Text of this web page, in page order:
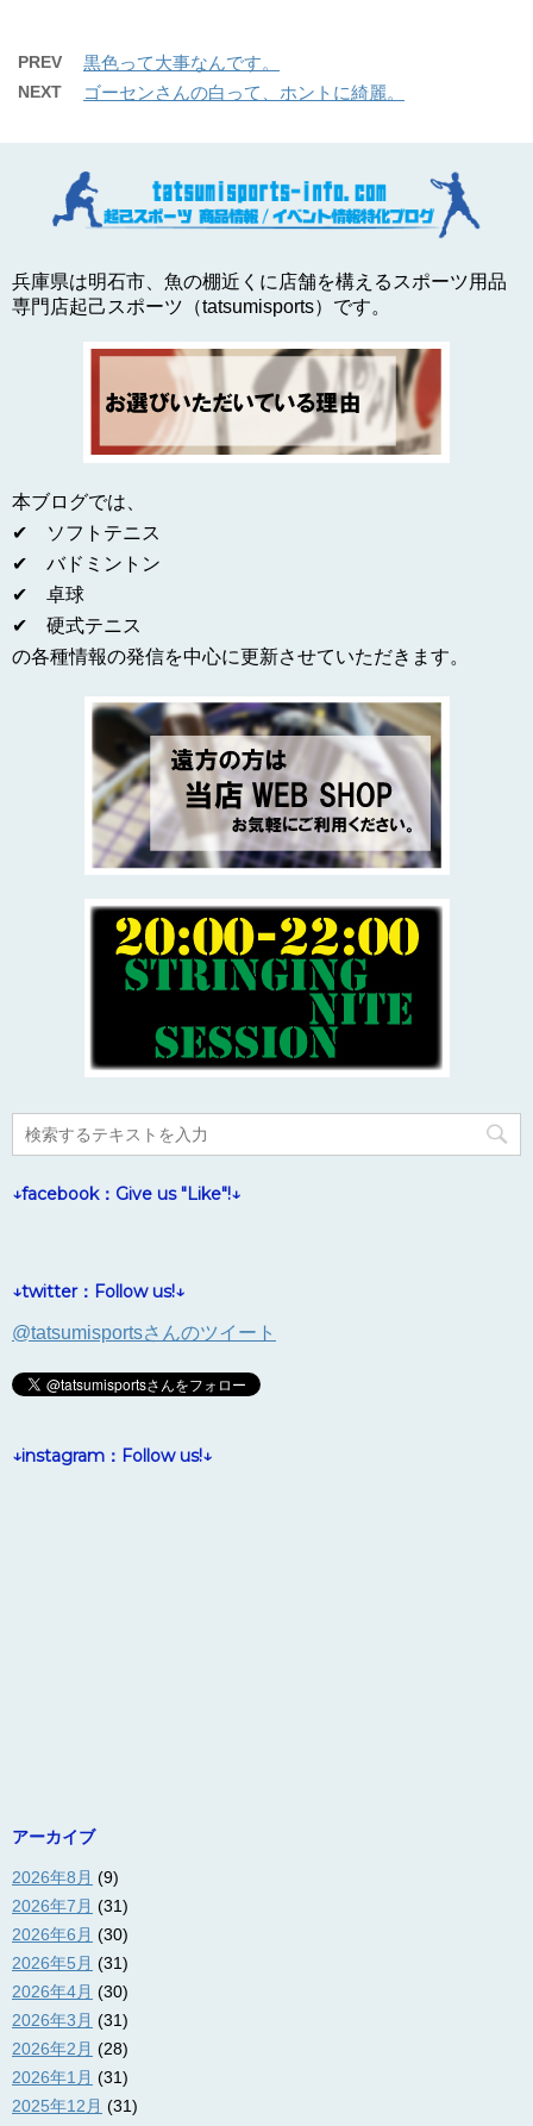
PREV 黒色って大事なんです。
NEXT ゴーセンさんの白って、ホントに綺麗。
兵庫県は明石市、魚の棚近くに店舗を構えるスポーツ用品
専門店起己スポーツ（tatsumisports）です。
本ブログでは、
✔ ソフトテニス
✔ バドミントン
✔ 卓球
✔ 硬式テニス
の各種情報の発信を中心に更新させていただきます。
↓facebook：Give us "Like"!↓
↓twitter：Follow us!↓
@tatsumisportsさんのツイート
↓instagram：Follow us!↓
アーカイブ
2026年8月 (9)
2026年7月 (31)
2026年6月 (30)
2026年5月 (31)
2026年4月 (30)
2026年3月 (31)
2026年2月 (28)
2026年1月 (31)
2025年12月 (31)